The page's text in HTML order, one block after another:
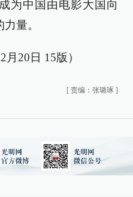
为中国由电影大国向
量。
月20日 15版）
[ 责编：张璐琢 ]